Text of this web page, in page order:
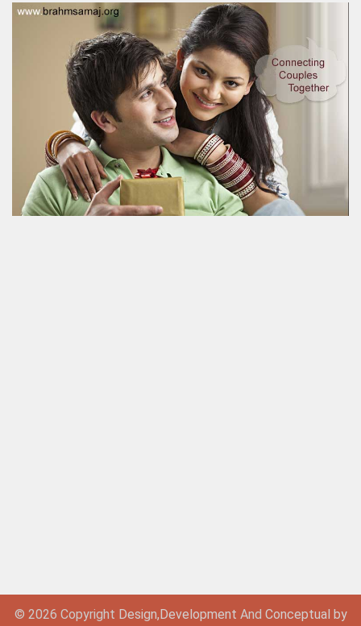
© 2026 Copyright Design,Development And Conceptual by